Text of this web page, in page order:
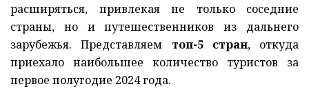
расширяться, привлекая не только соседние
страны, но и путешественников из дальнего
зарубежья. Представляем топ-5 стран, откуда
приехало наибольшее количество туристов за
первое полугодие 2024 года.